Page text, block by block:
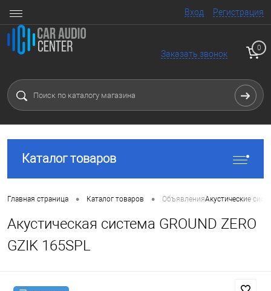
Вход Регистрация
Заказать звонок
0
Каталог товаров
Главная страница • Каталог товаров • ОбъявленияАкустические
Акустическая система GROUND ZERO
GZIK 165SPL